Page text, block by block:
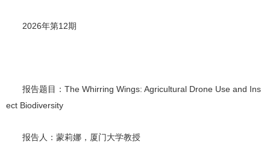
2026年第12期
报告题目：The Whirring Wings: Agricultural Drone Use and Ins
ect Biodiversity
报告人：蒙莉娜 ， 厦门大学教授